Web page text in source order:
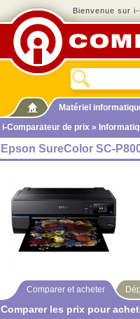
Bienvenue sur
Matériel
i-Comparateur de prix »
Epson SureColor SC-
Comparer et acheter
Comparer les prix pour